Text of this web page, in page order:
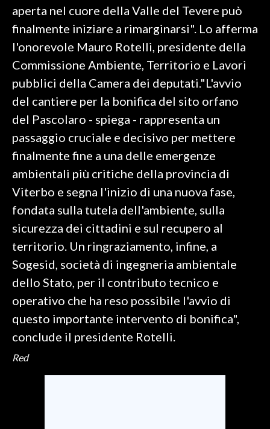
STORE
aperta nel cuore della Valle del Tevere può
finalmente iniziare a rimarginarsi". Lo afferma
l'onorevole Mauro Rotelli, presidente della
Commissione Ambiente, Territorio e Lavori
pubblici della Camera dei deputati."L'avvio
del cantiere per la bonifica del sito orfano
del Pascolaro - spiega - rappresenta un
passaggio cruciale e decisivo per mettere
finalmente fine a una delle emergenze
ambientali più critiche della provincia di
Viterbo e segna l'inizio di una nuova fase,
fondata sulla tutela dell'ambiente, sulla
sicurezza dei cittadini e sul recupero al
territorio. Un ringraziamento, infine, a
Sogesid, società di ingegneria ambientale
dello Stato, per il contributo tecnico e
operativo che ha reso possibile l'avvio di
questo importante intervento di bonifica",
conclude il presidente Rotelli.
Red